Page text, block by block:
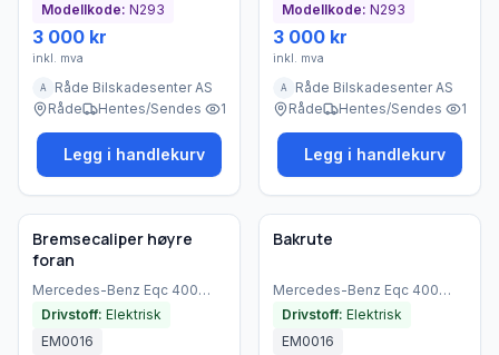
Modellkode: N293
3 000 kr
inkl. mva
A
Råde Bilskadesenter AS
Råde
Hentes/Sendes 1
Legg i handlekurv
Modellkode: N293
3 000 kr
inkl. mva
A
Råde Bilskadesenter AS
Råde
Hentes/Sendes 1
Legg i handlekurv
Brukt - god tilstand
Bedrift
Bremsecaliper høyre
foran
Mercedes-Benz Eqc 400
4matic(2021)
Drivstoff: Elektrisk
EM0016
Brukt - god tilstand
Bedrift
Bakrute
Mercedes-Benz Eqc 400
4matic(2021)
Drivstoff: Elektrisk
EM0016